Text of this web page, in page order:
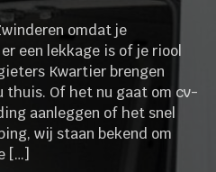
omdat je
een lekkage is of je riool
Kwartier brengen
thuis. Of het nu gaat om cv-
aanleggen of het snel
wij staan bekend om
[…]